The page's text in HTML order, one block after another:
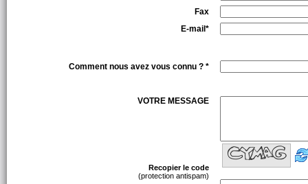
Fax
E-mail*
Comment nous avez vous connu ? *
VOTRE MESSAGE
Recopier le code
(protection antispam)